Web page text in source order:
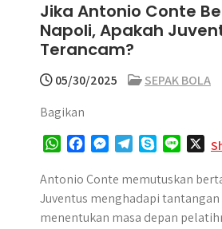
Jika Antonio Conte
Napoli, Apakah
Terancam?
05/30/2025
SEPAK BOLA
Bagikan
W
a
t
s
c
e
b
s
s
e
l
e
g
y
p
e
n
e
Antonio Conte memutuskan
Juventus menghadapi
menentukan masa depan